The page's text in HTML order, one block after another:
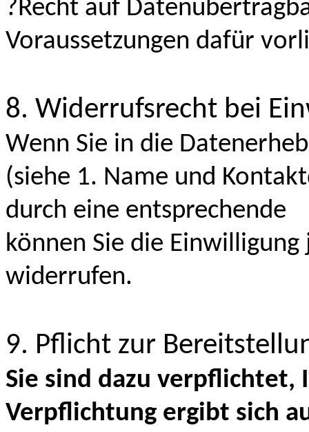
?Recht auf
Voraussetzungen dafür
8. Widerrufsrecht bei
Wenn Sie in die
(siehe 1. Name und
durch eine
können Sie die
widerrufen.
9. Pflicht zur
Sie sind dazu verpflichtet,
Verpflichtung ergibt sich